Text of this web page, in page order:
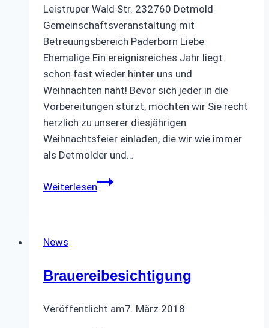
Leistruper Wald Str. 232760 Detmold
Gemeinschaftsveranstaltung mit
Betreuungsbereich Paderborn Liebe
Ehemalige Ein ereignisreiches Jahr liegt
schon fast wieder hinter uns und
Weihnachten naht! Bevor sich jeder in die
Vorbereitungen stürzt, möchten wir Sie recht
herzlich zu unserer diesjährigen
Weihnachtsfeier einladen, die wir wie immer
als Detmolder und…
WeiterlesenWeihnachtsfeier
News
Brauereibesichtigung
Veröffentlicht am7. März 2018